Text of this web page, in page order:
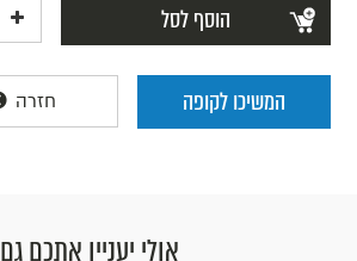
הוסף לסל
המשיכו לקופה חזרה
אולי יעניין אתכם גם